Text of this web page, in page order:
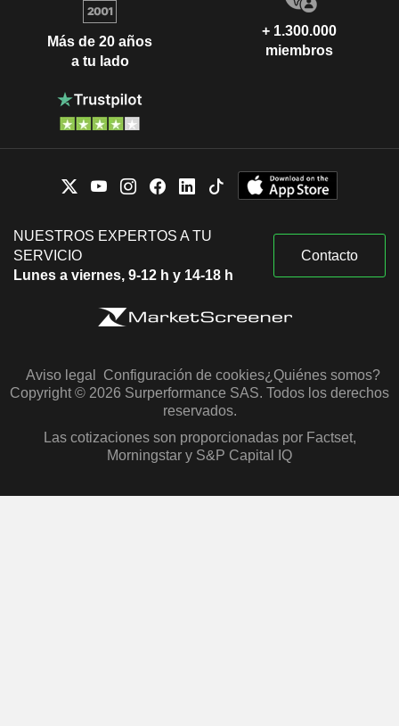
Más de 20 años
a tu lado
+ 1.300.000
miembros
NUESTROS EXPERTOS A TU
SERVICIO
Lunes a viernes, 9-12 h y 14-18 h
Contacto
Aviso legal Configuración de cookies¿Quiénes somos?
Copyright © 2026 Surperformance SAS. Todos los derechos
reservados.
Las cotizaciones son proporcionadas por Factset,
Morningstar y S&P Capital IQ